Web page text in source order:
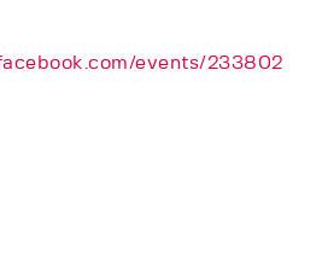
events/233802